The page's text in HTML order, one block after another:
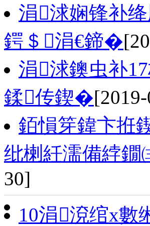
涓浗娴锋补
鍔＄涓€鍗�
涓浗鐭虫补
鍒传鍥�
銆愪笌鍏卞拰
纰楋紝濡備綍鐗
30]
10涓渷绾х數